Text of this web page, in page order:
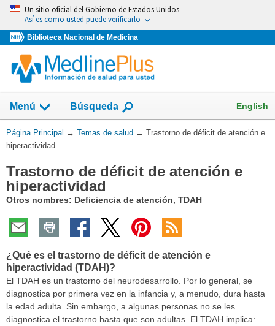
Omita
vaya
al
Contenido
Un sitio oficial del Gobierno de Estados Unidos
Así es como usted puede verificarlo
Biblioteca Nacional de Medicina
Menú
Mostrar
campo
de
Búsqueda English
Usted
está
Página Principal → Temas de salud → Trastorno de déficit de atención e
hiperactividad
Trastorno de déficit de atención e
hiperactividad
Otros nombres: Deficiencia de atención, TDAH
¿Qué es el trastorno de déficit de atención e
hiperactividad (TDAH)?
El TDAH es un trastorno del neurodesarrollo. Por lo general, se
diagnostica por primera vez en la infancia y, a menudo, dura hasta
la edad adulta. Sin embargo, a algunas personas no se les
diagnostica el trastorno hasta que son adultas. El TDAH implica: